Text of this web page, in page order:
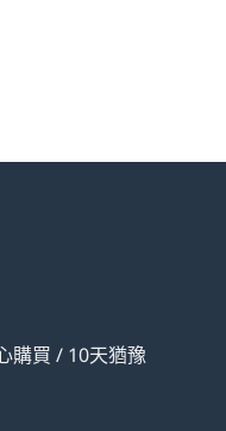
購買 / 10天猶豫